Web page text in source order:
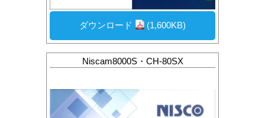
ダウンロード (1,600KB)
Niscam8000S・CH-80SX